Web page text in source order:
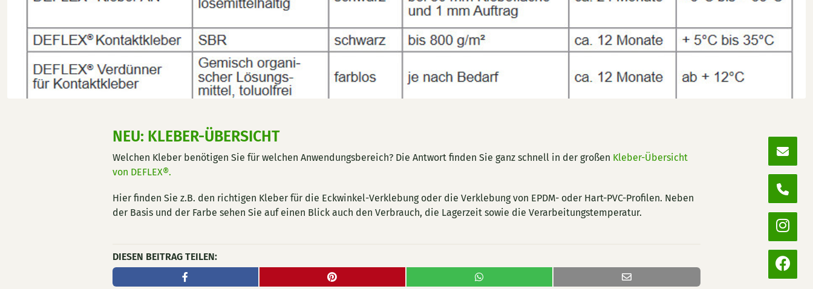
NEU: KLEBER-ÜBERSICHT
Welchen Kleber benötigen Sie für welchen Anwendungsbereich? Die Antwort finden Sie ganz schnell in der großen Kleber-Übersicht
von DEFLEX®.
Hier finden Sie z.B. den richtigen Kleber für die Eckwinkel-Verklebung oder die Verklebung von EPDM- oder Hart-PVC-Profilen. Neben
der Basis und der Farbe sehen Sie auf einen Blick auch den Verbrauch, die Lagerzeit sowie die Verarbeitungstemperatur.
DIESEN BEITRAG TEILEN: